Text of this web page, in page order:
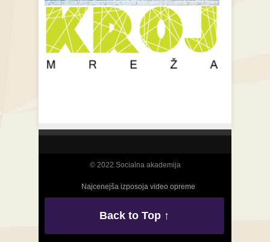
© 2022 Socialna akademija
Najcenejša izposoja video opreme
Back to Top ↑